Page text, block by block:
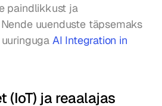
paindlikkust ja
uuenduste täpsemaks
AI Integration in
(IoT) ja reaalajas